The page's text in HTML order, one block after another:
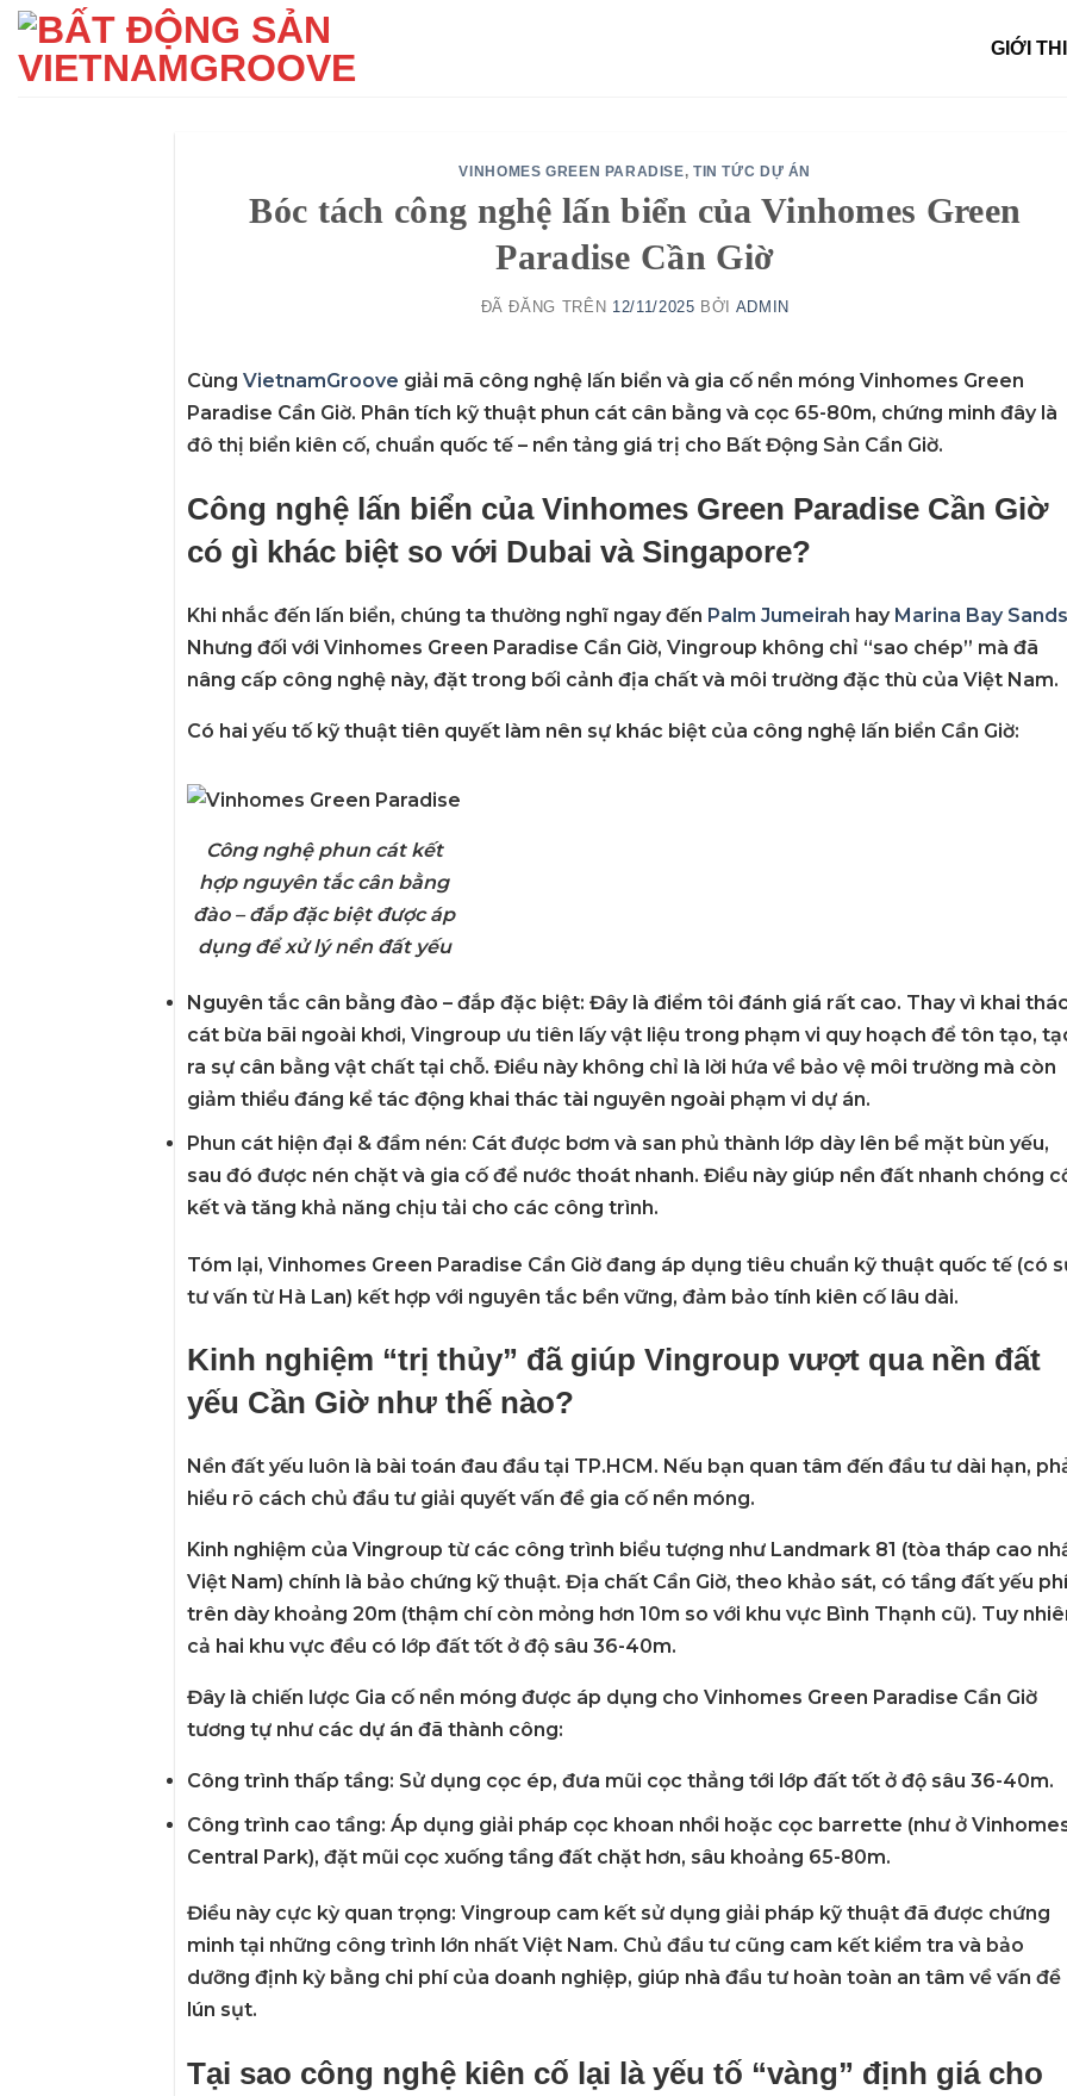
Chuyển
đến
nội
GIỚI
VINHOMES GREEN PARADISE, TIN TỨC DỰ ÁN
Bóc tách công nghệ lấn biển của Vinhomes Green
Paradise Cần Giờ
ĐÃ ĐĂNG TRÊN 12/11/2025 BỞI ADMIN
Cùng VietnamGroove giải mã công nghệ lấn biển và gia cố nền móng Vinhomes Green
Paradise Cần Giờ. Phân tích kỹ thuật phun cát cân bằng và cọc 65-80m, chứng minh đây là
đô thị biển kiên cố, chuẩn quốc tế – nền tảng giá trị cho Bất Động Sản Cần Giờ.
Công nghệ lấn biển của Vinhomes Green Paradise Cần Giờ
có gì khác biệt so với Dubai và Singapore?
Khi nhắc đến lấn biển, chúng ta thường nghĩ ngay đến Palm Jumeirah hay Marina Bay Sands
Nhưng đối với Vinhomes Green Paradise Cần Giờ, Vingroup không chỉ “sao chép” mà đã
nâng cấp công nghệ này, đặt trong bối cảnh địa chất và môi trường đặc thù của Việt Nam.
Có hai yếu tố kỹ thuật tiên quyết làm nên sự khác biệt của công nghệ lấn biển Cần Giờ:
Công nghệ phun cát kết
hợp nguyên tắc cân bằng
đào – đắp đặc biệt được áp
dụng để xử lý nền đất yếu
Nguyên tắc cân bằng đào – đắp đặc biệt: Đây là điểm tôi đánh giá rất cao. Thay vì khai
cát bừa bãi ngoài khơi, Vingroup ưu tiên lấy vật liệu trong phạm vi quy hoạch để tôn tạo,
ra sự cân bằng vật chất tại chỗ. Điều này không chỉ là lời hứa về bảo vệ môi trường mà còn
giảm thiểu đáng kể tác động khai thác tài nguyên ngoài phạm vi dự án.
Phun cát hiện đại & đầm nén: Cát được bơm và san phủ thành lớp dày lên bề mặt bùn yếu,
sau đó được nén chặt và gia cố để nước thoát nhanh. Điều này giúp nền đất nhanh chóng
kết và tăng khả năng chịu tải cho các công trình.
Tóm lại, Vinhomes Green Paradise Cần Giờ đang áp dụng tiêu chuẩn kỹ thuật quốc tế (có
tư vấn từ Hà Lan) kết hợp với nguyên tắc bền vững, đảm bảo tính kiên cố lâu dài.
Kinh nghiệm “trị thủy” đã giúp Vingroup vượt qua nền đất
yếu Cần Giờ như thế nào?
Nền đất yếu luôn là bài toán đau đầu tại TP.HCM. Nếu bạn quan tâm đến đầu tư dài hạn,
hiểu rõ cách chủ đầu tư giải quyết vấn đề gia cố nền móng.
Kinh nghiệm của Vingroup từ các công trình biểu tượng như Landmark 81 (tòa tháp cao
Việt Nam) chính là bảo chứng kỹ thuật. Địa chất Cần Giờ, theo khảo sát, có tầng đất yếu
trên dày khoảng 20m (thậm chí còn mỏng hơn 10m so với khu vực Bình Thạnh cũ). Tuy
cả hai khu vực đều có lớp đất tốt ở độ sâu 36-40m.
Đây là chiến lược Gia cố nền móng được áp dụng cho Vinhomes Green Paradise Cần Giờ
tương tự như các dự án đã thành công:
Công trình thấp tầng: Sử dụng cọc ép, đưa mũi cọc thẳng tới lớp đất tốt ở độ sâu 36-40m.
Công trình cao tầng: Áp dụng giải pháp cọc khoan nhồi hoặc cọc barrette (như ở
Central Park), đặt mũi cọc xuống tầng đất chặt hơn, sâu khoảng 65-80m.
Điều này cực kỳ quan trọng: Vingroup cam kết sử dụng giải pháp kỹ thuật đã được chứng
minh tại những công trình lớn nhất Việt Nam. Chủ đầu tư cũng cam kết kiểm tra và bảo
dưỡng định kỳ bằng chi phí của doanh nghiệp, giúp nhà đầu tư hoàn toàn an tâm về vấn đề
lún sụt.
Tại sao công nghệ kiên cố lại là yếu tố “vàng” định giá cho